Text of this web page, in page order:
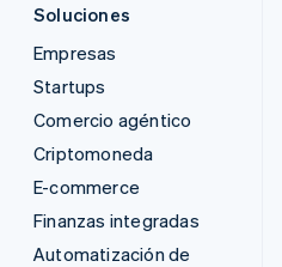
Soluciones
Empresas
Startups
Comercio agéntico
Criptomoneda
E-commerce
Finanzas integradas
Automatización de